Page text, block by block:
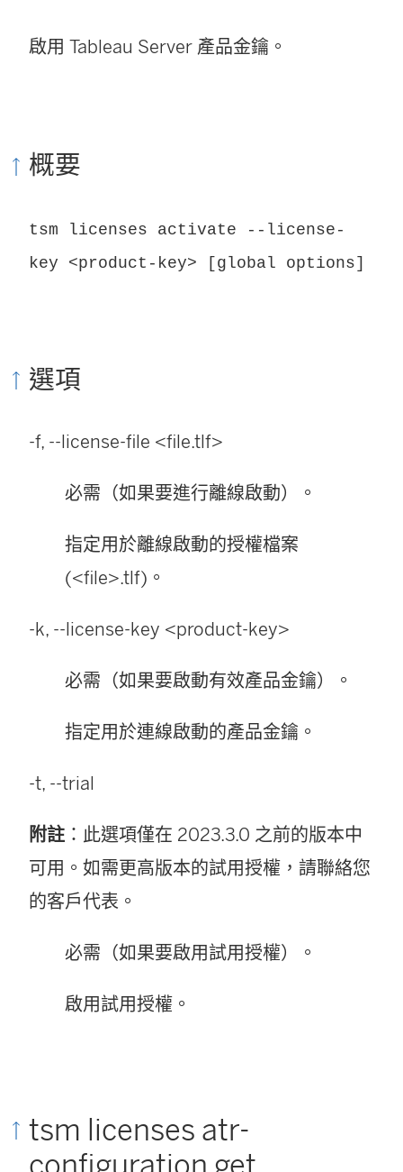
啟用 Tableau Server 產品金鑰。
概要
tsm licenses activate --license-
key <product-key> [global options]
選項
-f, --license-file <file.tlf>
必需（如果要進行離線啟動）。
指定用於離線啟動的授權檔案
(<file>.tlf)。
-k, --license-key <product-key>
必需（如果要啟動有效產品金鑰）。
指定用於連線啟動的產品金鑰。
-t, --trial
附註 ：此選項僅在 2023.3.0 之前的版本中
可用。如需更高版本的試用授權，請聯絡您
的客戶代表。
必需（如果要啟用試用授權）。
啟用試用授權。
tsm licenses atr-